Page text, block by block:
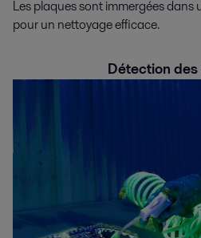
Les plaques sont immergées
pour un nettoyage efficace.
Détection des